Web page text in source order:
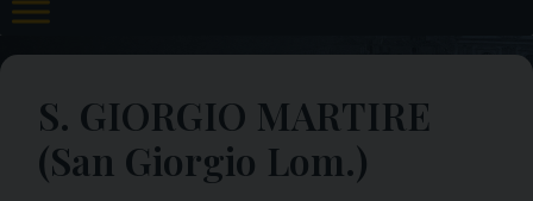
S. GIORGIO MARTIRE
(San Giorgio Lom.)